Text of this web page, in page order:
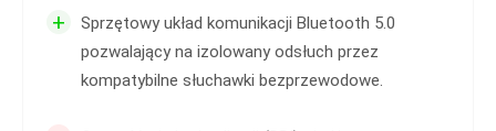
+
Sprzętowy układ komunikacji Bluetooth 5.0
pozwalający na izolowany odsłuch przez
kompatybilne słuchawki bezprzewodowe.